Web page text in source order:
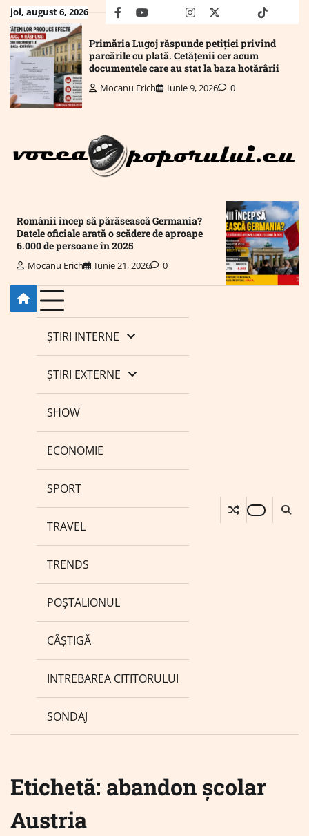
Skip
to
content
joi, august 6, 2026 facebookyoutubeMailinstagram
twitter truthtiktok
Primăria Lugoj răspunde petiției privind
parcările cu plată. Cetățenii cer acum
documentele care au stat la baza hotărârii
Mocanu Erich Iunie 9, 2026 0
Românii încep să părăsească Germania?
Datele oficiale arată o scădere de aproape
6.000 de persoane în 2025
Mocanu Erich Iunie 21, 2026 0
ȘTIRI INTERNE
ȘTIRI EXTERNE
SHOW
ECONOMIE
SPORT
TRAVEL
TRENDS
POȘTALIONUL
CÂȘTIGĂ
INTREBAREA CITITORULUI
SONDAJ
Etichetă: abandon școlar
Austria